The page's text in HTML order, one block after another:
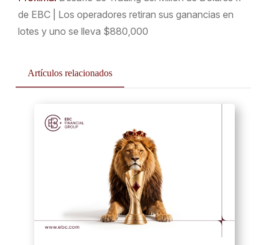
de EBC | Los operadores retiran sus ganancias en
lotes y uno se lleva $880,000
Artículos relacionados